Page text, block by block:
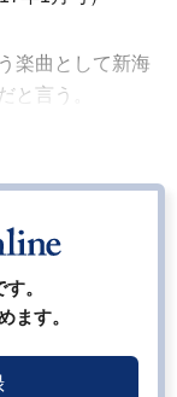
楽曲として新海
と言う。
。
ます。